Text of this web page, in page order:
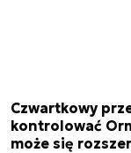
Czwartkowy
kontrolować
może się